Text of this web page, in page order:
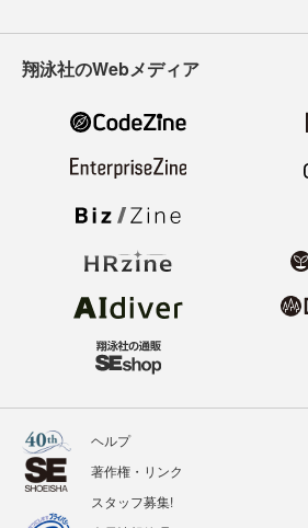
翔泳社のWebメディア
ヘルプ
著作権・リンク
スタッフ募集!